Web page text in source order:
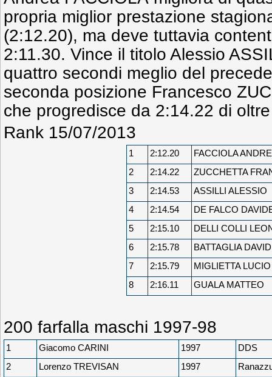
propria miglior prestazione
(2:12.20), ma deve tuttavia
2:11.30. Vince il titolo Alessio
quattro secondi meglio del
seconda posizione Francesco
che progredisce da 2:14.22 di
Rank 15/07/2013
1 2:12.20
FACCIOLA
2
2:14.22
ZUCCHETTA
3
2:14.53
ASSILLI ALESSIO
4
2:14.54
DE FALCO
5
2:15.10
DELLI COLLI
6
2:15.78
BATTAGLIA
7
2:15.79
MIGLIETTA LUCIO
8
2:16.11 GUALA MATTEO
200 farfalla maschi 1997-98
1 Giacomo CARINI 1997
DDS
2
Lorenzo TREVISAN 1997